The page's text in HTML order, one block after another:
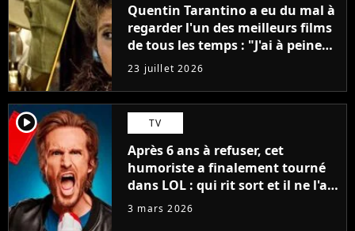
Quentin Tarantino a eu du mal à
regarder l'un des meilleurs films
de tous les temps : "J'ai à peine
réussi à aller jusqu'au générique
de fin"
23 juillet 2026
player2 TV
Après 6 ans à refuser, cet
humoriste a finalement tourné
dans LOL : qui rit sort et il ne l'a
pas fait pour l'argent, "J'ai
3 mars 2026